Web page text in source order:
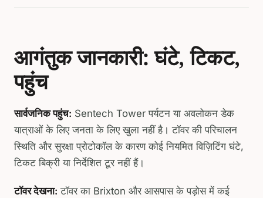
आगंतुक जानकारी: घंटे, टिकट,
पहुंच
सार्वजनिक पहुंच: Sentech Tower पर्यटन या अवलोकन डेक
यात्राओं के लिए जनता के लिए खुला नहीं है। टॉवर की परिचालन
स्थिति और सुरक्षा प्रोटोकॉल के कारण कोई नियमित विज़िटिंग घंटे,
टिकट बिक्री या निर्देशित टूर नहीं हैं।
टॉवर देखना: टॉवर का Brixton और आसपास के पड़ोस में कई